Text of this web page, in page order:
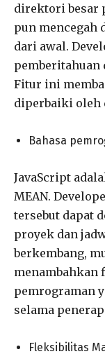
direktori besar
pun mencegah
dari awal.
Fitur ini
diperbaiki oleh
Bahasa
JavaScript
MEAN.
tersebut dapat
proyek dan
berkembang,
menambahkan
pemrograman
selama
Fleksibilitas